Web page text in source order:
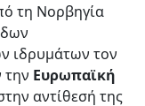
τη Νορβηγία
ιδρυμάτων τον
την Ευρωπαϊκή
αντίθεσή της